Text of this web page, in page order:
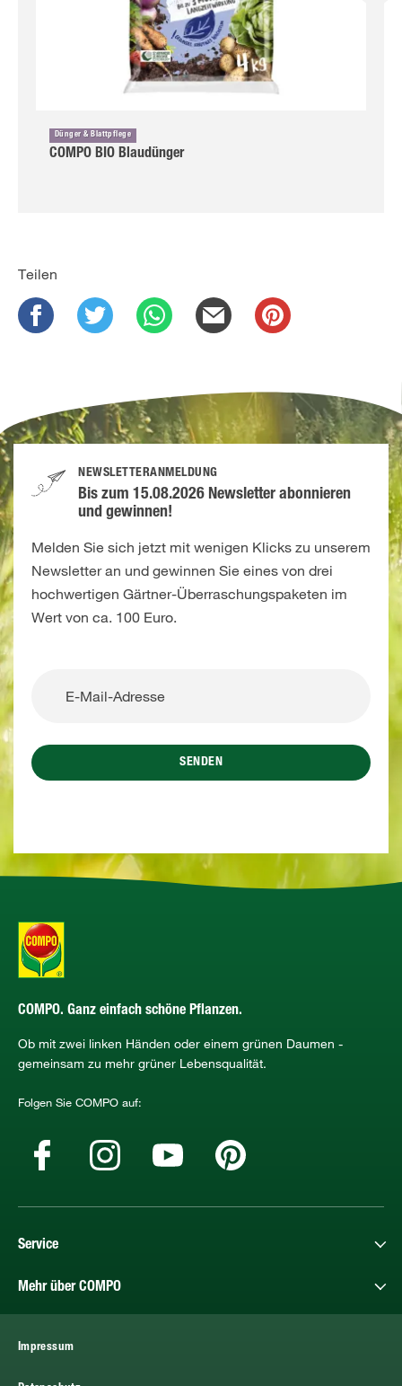
Dünger & Blattpflege
COMPO BIO Blaudünger
Teilen
NEWSLETTERANMELDUNG
Bis zum 15.08.2026 Newsletter abonnieren
und gewinnen!
Melden Sie sich jetzt mit wenigen Klicks zu unserem
Newsletter an und gewinnen Sie eines von drei
hochwertigen Gärtner-Überraschungspaketen im
Wert von ca. 100 Euro.
SENDEN
COMPO. Ganz einfach schöne Pflanzen.
Ob mit zwei linken Händen oder einem grünen Daumen -
gemeinsam zu mehr grüner Lebensqualität.
Folgen Sie COMPO auf:
Service
Mehr über COMPO
Impressum